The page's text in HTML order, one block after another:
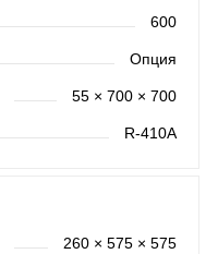
600
Опция
55 × 700 × 700
R-410A
260 × 575 × 575